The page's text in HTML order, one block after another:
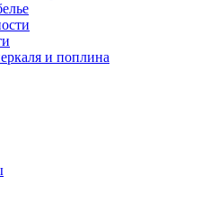
и поплина